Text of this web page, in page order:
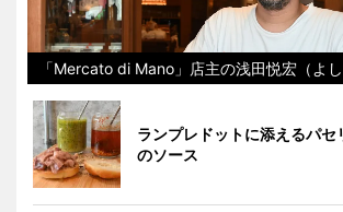
「Mercato di Mano」店主の浅田悦宏（よ
ランプレドットに添えるパセ
のソース